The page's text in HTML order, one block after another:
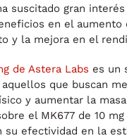
suscitado gran
en el aumento
y la mejora en el
de Astera Labs es un
que buscan
y aumentar la
el MK677 de 10
su efectividad en la